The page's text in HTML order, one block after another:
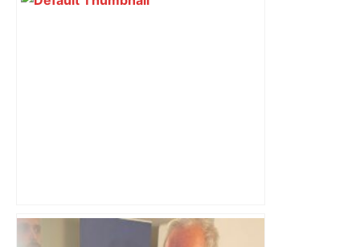
Près de Toulouse : Jeux vidéo, films et